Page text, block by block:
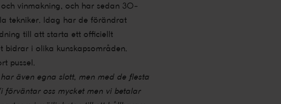
vinmakning, och har sedan 30-
tekniker. Idag har de förändrat
till att starta ett officiellt
i olika kunskapsområden.
pussel.
även egna slott, men med de flesta
oss mycket men vi betalar